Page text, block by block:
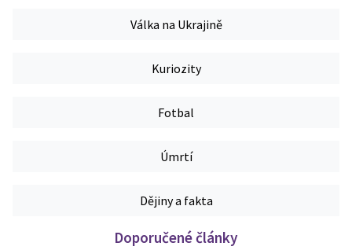
Válka na Ukrajině
Kuriozity
Fotbal
Úmrtí
Dějiny a fakta
Doporučené články